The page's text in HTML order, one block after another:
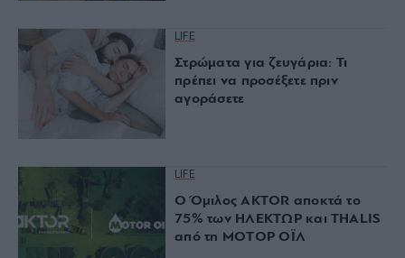
LIFE
Στρώματα για ζευγάρια: Τι
πρέπει να προσέξετε πριν
αγοράσετε
LIFE
Ο Όμιλος AKTOR αποκτά το
75% των ΗΛΕΚΤΩΡ και THALIS
από τη ΜΟΤΟΡ ΟΪΛ